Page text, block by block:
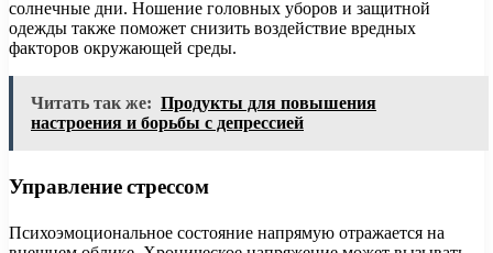
солнечные дни. Ношение головных уборов и защитной
одежды также поможет снизить воздействие вредных
факторов окружающей среды.
Читать так же: Продукты для повышения
настроения и борьбы с депрессией
Управление стрессом
Психоэмоциональное состояние напрямую отражается на